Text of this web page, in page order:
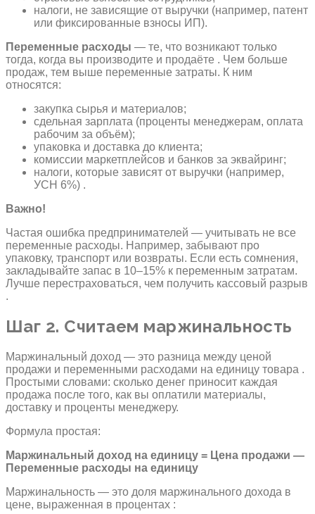
налоги, не зависящие от выручки (например, патент
или фиксированные взносы ИП).
Переменные расходы — те, что возникают только
тогда, когда вы производите и продаёте . Чем больше
продаж, тем выше переменные затраты. К ним
относятся:
закупка сырья и материалов;
сдельная зарплата (проценты менеджерам, оплата
рабочим за объём);
упаковка и доставка до клиента;
комиссии маркетплейсов и банков за эквайринг;
налоги, которые зависят от выручки (например,
УСН 6%) .
Важно!
Частая ошибка предпринимателей — учитывать не все
переменные расходы. Например, забывают про
упаковку, транспорт или возвраты. Если есть сомнения,
закладывайте запас в 10–15% к переменным затратам.
Лучше перестраховаться, чем получить кассовый разрыв
.
Шаг 2. Считаем маржинальность
Маржинальный доход — это разница между ценой
продажи и переменными расходами на единицу товара .
Простыми словами: сколько денег приносит каждая
продажа после того, как вы оплатили материалы,
доставку и проценты менеджеру.
Формула простая:
Маржинальный доход на единицу = Цена продажи —
Переменные расходы на единицу
Маржинальность — это доля маржинального дохода в
цене, выраженная в процентах :